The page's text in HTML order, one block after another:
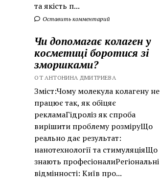
та якість п...
Оставить комментарий
Чи допомагає колаген у
косметиці боротися зі
зморшками?
ОТ АНТОНИНА ДМИТРИЕВА
Зміст:Чому молекула колагену не
працює так, як обіцяє
рекламаГідроліз як спроба
вирішити проблему розміруЩо
реально дає результат:
нанотехнології та стимуляціяЩо
знають професіоналиРегіональні
відмінності: Київ про...